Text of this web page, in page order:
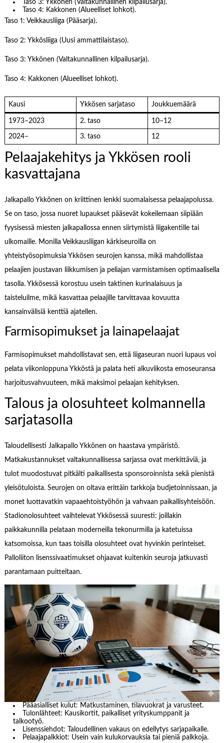
Taso 3: Ykkönen (Valtakunnallinen kilpailusarja).
Taso 4: Kakkonen (Alueelliset lohkot).
Taso 1: Veikkausliiga (Pääsarja).
Taso 2: Ykkösliiga (Uusi ammattilaistaso).
Taso 3: Ykkönen (Valtakunnallinen kilpailusarja).
Taso 4: Kakkonen (Alueelliset lohkot).
Kausi Ykkösen sarjataso Joukkuemäärä
1973–2023 2. taso 10–12
2024– 3. taso 12
Pelaajakehitys ja Ykkösen rooli
kasvattajana
Jalkapallo Ykkönen on kriittinen lenkki suomalaisessa pelaajapolussa.
Se on taso, jossa nuoret lupaukset pääsevät kokeilemaan siipiään
fyysisessä miesten jalkapallossa ennen siirtymistä liigakentille tai
ulkomaille. Monilla Veikkausliigan kärkiseuroilla on
yhteistyösopimuksia Ykkösen seurojen kanssa, mikä mahdollistaa
pelaajien joustavan liikkumisen ja peliajan varmistamisen optimaalisella
tasolla. Ykkösessä korostuu usein taktinen kurinalaisuus ja
taisteluilme, mikä kasvattaa pelaajille tarvittavaa kovuutta
kansainvälisiä kenttiä ajatellen.
Farmisopimukset ja lainapelaajat
Farmisopimukset mahdollistavat sen, että liigaseuran nuori lupaus voi
pelata viikonloppuna Ykköstä ja palata heti alkuviikosta emoseuransa
harjoitusvahvuuteen, mikä maksimoi pelaajan kehityksen.
Talous ja olosuhteet kolmannella
sarjatasolla
Taloudellisesti Jalkapallo Ykkönen on haastava ympäristö.
Matkakustannukset valtakunnallisessa sarjassa ovat merkittäviä, ja
tulot muodostuvat pitkälti paikallisesta sponsoroinnista sekä pienistä
yleisötuloista. Seurojen on oltava erittäin tarkkoja budjetoinnissaan, ja
monet luottavatkin vapaaehtoistyöhön ja vahvaan paikallisyhteisöön.
Stadionolosuhteet vaihtelevat Ykkösessä suuresti: joillakin
paikkakunnilla pelataan moderneilla tekonurmilla ja katetuissa
katsomoissa, kun taas toisilla olosuhteet ovat hyvinkin perinteiset.
Palloliiton lisenssivaatimukset ohjaavat kuitenkin seuroja jatkuvasti
parantamaan puitteitaan.
Pääasialliset kulut: Matkustaminen, tilavuokrat ja varusteet.
Tulonlähteet: Kausikortit, paikalliset yrityskumppanit ja
talkootyö.
Lisenssiehdot: Taloudellinen vakaus on edellytys sarjapaikalle.
Pelaajapalkkiot: Usein vain kulukorvauksia tai pieniä palkkoja.